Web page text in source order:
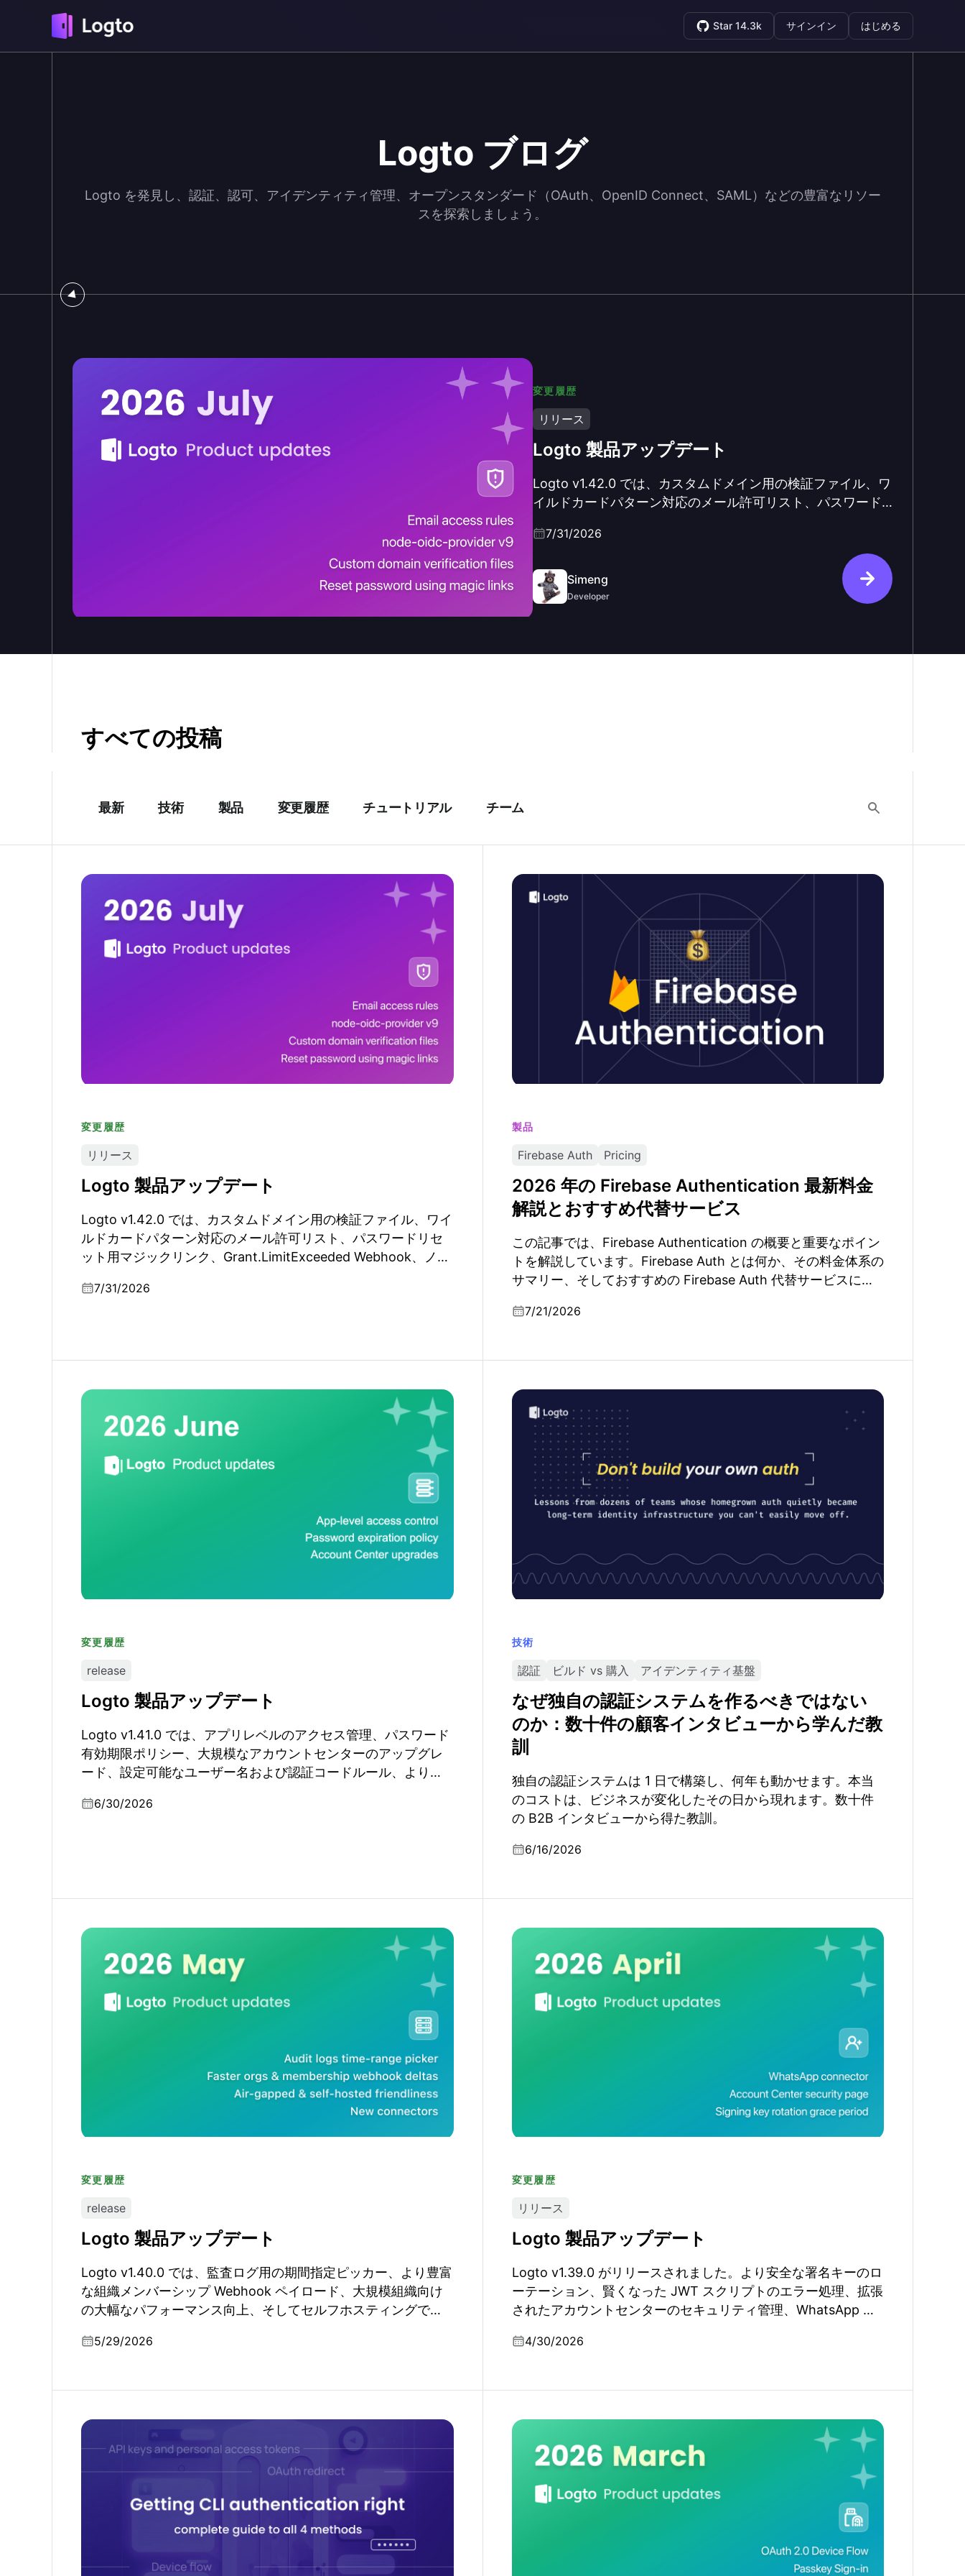
Star 14.3k サインイン はじめる
Logto ブログ
Logto を発見し、認証、認可、アイデンティティ管理、オープンスタンダード（OAuth、OpenID Connect、SAML）などの豊富なリソー
スを探索しましょう。
変更履歴
リリース
Logto 製品アップデート
Logto v1.42.0 では、カスタムドメイン用の検証ファイル、ワ
イルドカードパターン対応のメール許可リスト、パスワード
Webhook、ノードプロトコル層の node-oidc-provider v9／
Koa 3 への刷新と OIDC 送信系 SSRF 保護がデフォルト有効
になっています。
7/31/2026
Simeng
Developer
すべての投稿
最新 技術 製品 変更履歴 チュートリアル チーム
変更履歴
リリース
Logto 製品アップデート
Logto v1.42.0 では、カスタムドメイン用の検証ファイル、ワイ
ルドカードパターン対応のメール許可リスト、パスワードリセ
ット用マジックリンク、Grant.LimitExceeded Webhook、ノー
OIDC 送信系 SSRF 保護がデフォルト有効になっています。
7/31/2026
Logto 製品アップデート
製品
Firebase Auth Pricing
2026 年の Firebase Authentication 最新料金
解説とおすすめ代替サービス
この記事では、Firebase Authentication の概要と重要なポイン
トを解説しています。Firebase Auth とは何か、その料金体系の
サマリー、そしておすすめの Firebase Auth 代替サービスにつ
7/21/2026
2026 年の Firebase Authentication 最新料金解説とおすすめ代替サー
ビス
変更履歴
release
Logto 製品アップデート
Logto v1.41.0 では、アプリレベルのアクセス管理、パスワード
有効期限ポリシー、大規模なアカウントセンターのアップグレ
ード、設定可能なユーザー名および認証コードルール、より安
強化を導入しました。
6/30/2026
Logto 製品アップデート
技術
認証 ビルド vs 購入 アイデンティティ基盤
なぜ独自の認証システムを作るべきではない
のか：数十件の顧客インタビューから学んだ教
訓
独自の認証システムは 1 日で構築し、何年も動かせます。本当
のコストは、ビジネスが変化したその日から現れます。数十件
の B2B インタビューから得た教訓。
6/16/2026
なぜ独自の認証システムを作るべきではないのか：数十件の顧客インタ
ビューから学んだ教訓
変更履歴
release
Logto 製品アップデート
Logto v1.40.0 では、監査ログ用の期間指定ピッカー、より豊富
な組織メンバーシップ Webhook ペイロード、大規模組織向け
の大幅なパフォーマンス向上、そしてセルフホスティングでの
5/29/2026
Logto 製品アップデート
変更履歴
リリース
Logto 製品アップデート
Logto v1.39.0 がリリースされました。より安全な署名キーのロ
ーテーション、賢くなった JWT スクリプトのエラー処理、拡張
されたアカウントセンターのセキュリティ管理、WhatsApp コ
ています。
4/30/2026
Logto 製品アップデート
CLI 認証の正しい方法：4つの方法の完全ガイド Logto 製品アップデート